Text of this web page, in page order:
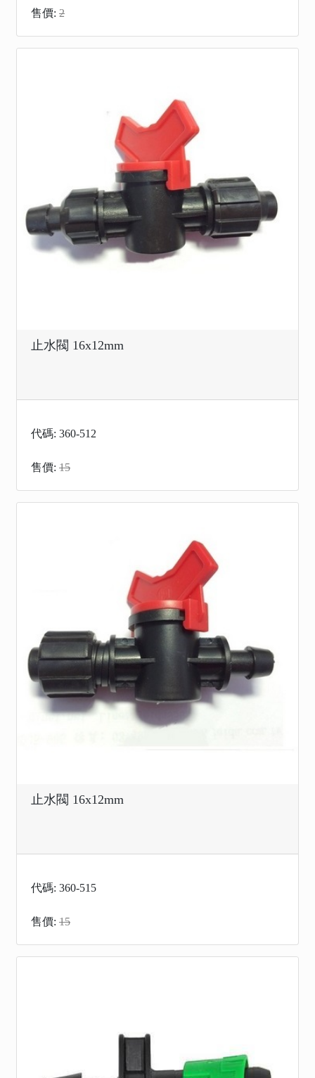
售價: 2
止水閥 16x12mm
代碼: 360-512
售價: 15
止水閥 16x12mm
代碼: 360-515
售價: 15